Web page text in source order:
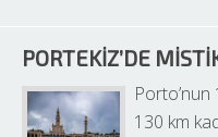
PORTEKIZ’DE
Porto’nun
130 km